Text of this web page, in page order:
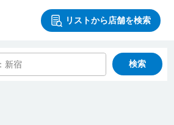
リストから店舗を検索
検索